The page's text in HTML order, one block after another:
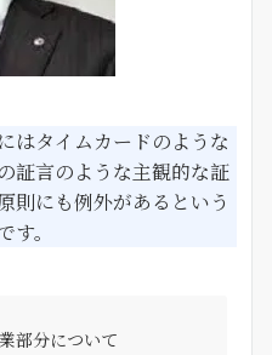
はタイムカードのような
証言のような主観的な証
則にも例外があるという
。
部分について